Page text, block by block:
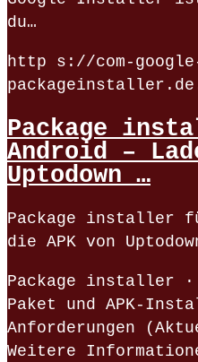
du…
http s://com-
Package
Android –
Uptodown …
Package installer
die APK von
Package installer
Paket und APK-
Anforderungen
Weitere